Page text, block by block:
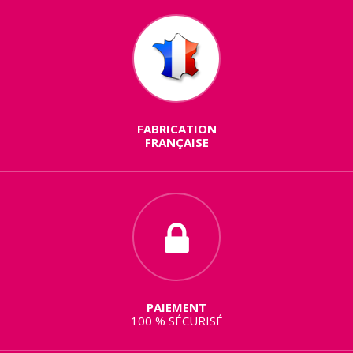
FABRICATION
FRANÇAISE
PAIEMENT
100 % SÉCURISÉ